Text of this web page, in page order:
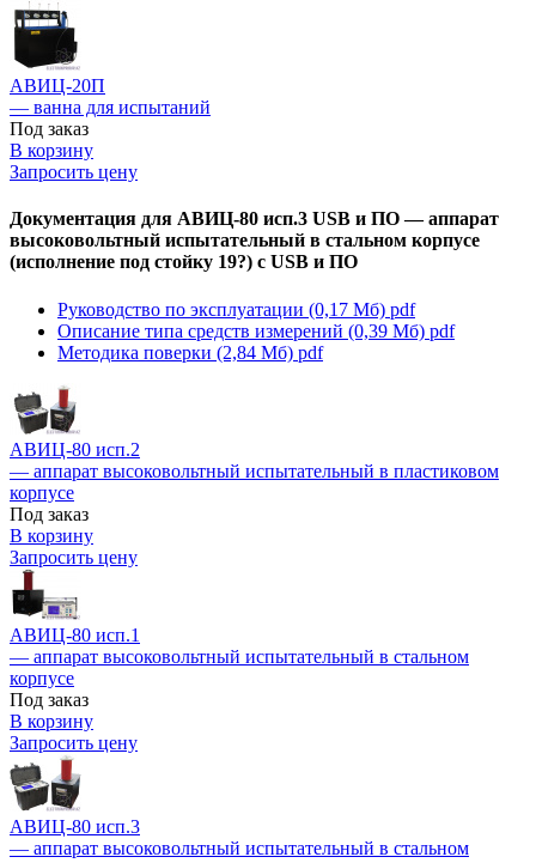
АВИЦ-20П
— ванна для испытаний
Под заказ
В корзину
Запросить цену
Документация для АВИЦ-80 исп.3 USB и ПО — аппарат
высоковольтный испытательный в стальном корпусе
(исполнение под стойку 19?) с USB и ПО
Руководство по эксплуатации (0,17 Мб) pdf
Описание типа средств измерений (0,39 Мб) pdf
Методика поверки (2,84 Мб) pdf
АВИЦ-80 исп.2
— аппарат высоковольтный испытательный в пластиковом
корпусе
Под заказ
В корзину
Запросить цену
АВИЦ-80 исп.1
— аппарат высоковольтный испытательный в стальном
корпусе
Под заказ
В корзину
Запросить цену
АВИЦ-80 исп.3
— аппарат высоковольтный испытательный в стальном